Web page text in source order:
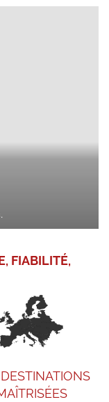
vous envoûter
arrêté, là où...
FIABILITÉ,